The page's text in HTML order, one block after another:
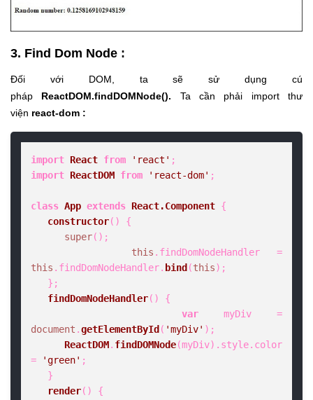
3. Find Dom Node :
Đối với DOM, ta sẽ sử dụng cú
pháp ReactDOM.findDOMNode(). Ta cần phải import thư
viện react-dom :
import React from 'react'
import ReactDOM from 'react-dom' ;
class App extends React.Component {
constructor( ) {
super();
this . findDomNodeHandler
this . findDomNodeHandler. bind (this);
findDomNodeHandler( ) {
var
document .getElementById ( 'myDiv' );
ReactDOM. findDOMNode(myDiv). style. color
=
'green' ;
render( ) {